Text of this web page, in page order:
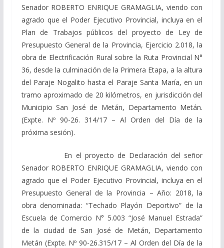
Senador ROBERTO ENRIQUE GRAMAGLIA, viendo con
agrado que el Poder Ejecutivo Provincial, incluya en el
Plan de Trabajos públicos del proyecto de Ley de
Presupuesto General de la Provincia, Ejercicio 2.018, la
obra de Electrificación Rural sobre la Ruta Provincial N°
36, desde la culminación de la Primera Etapa, a la altura
del Paraje Nogalito hasta el Paraje Santa María, en un
tramo aproximado de 20 kilómetros, en jurisdicción del
Municipio San José de Metán, Departamento Metán.
(Expte. Nº 90-26. 314/17 – Al Orden del Día de la
próxima sesión).
En el proyecto de Declaración del señor
Senador ROBERTO ENRIQUE GRAMAGLIA, viendo con
agrado que el Poder Ejecutivo Provincial, incluya en el
Presupuesto General de la Provincia – Año: 2018, la
obra denominada: “Techado Playón Deportivo” de la
Escuela de Comercio N° 5.003 “José Manuel Estrada”
de la ciudad de San José de Metán, Departamento
Metán (Expte. Nº 90-26.315/17 – Al Orden del Día de la